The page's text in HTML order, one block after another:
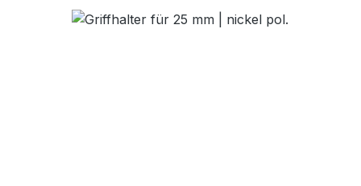
Skip image gallery